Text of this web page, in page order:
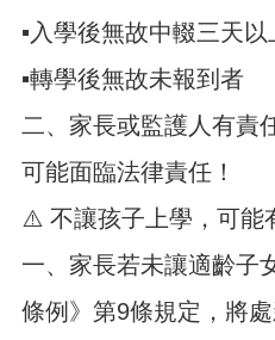
資
關
訊
關
資
料
▪️入學後無故中輟三天
▪️轉學後無故未報到者
二、家長或監護人有責
可能面臨法律責任！
⚠️ 不讓孩子上學，可能
一、家長若未讓適齡子
條例》第9條規定，將